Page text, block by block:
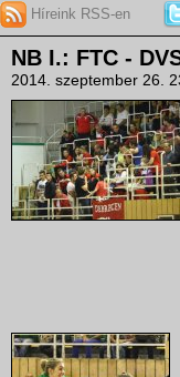
Híreink RSS-en
NB I.: FTC -
2014. szeptember 26.